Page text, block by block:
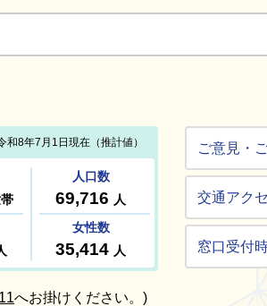
へお掛けください。)
ご意見・
交通アク
窓口受付